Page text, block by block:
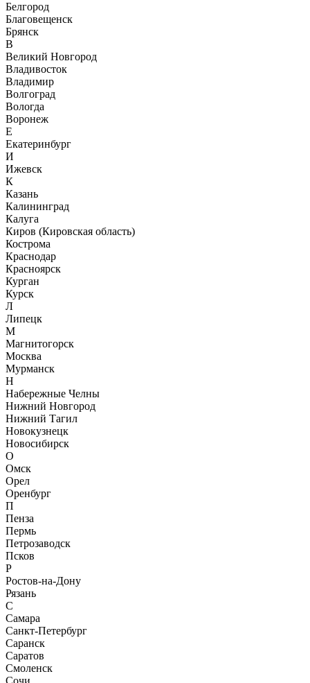
Белгород
Благовещенск
Брянск
В
Великий Новгород
Владивосток
Владимир
Волгоград
Вологда
Воронеж
Е
Екатеринбург
И
Ижевск
К
Казань
Калининград
Калуга
Киров (Кировская область)
Кострома
Краснодар
Красноярск
Курган
Курск
Л
Липецк
М
Магнитогорск
Москва
Мурманск
Н
Набережные Челны
Нижний Новгород
Нижний Тагил
Новокузнецк
Новосибирск
О
Омск
Орел
Оренбург
П
Пенза
Пермь
Петрозаводск
Псков
Р
Ростов-на-Дону
Рязань
С
Самара
Санкт-Петербург
Саранск
Саратов
Смоленск
Сочи